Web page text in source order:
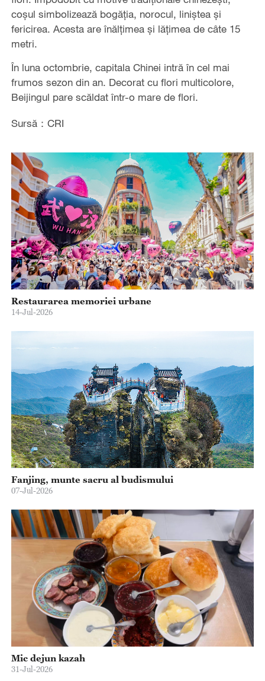
coșul simbolizează bogăția, norocul, liniștea și
fericirea. Acesta are înălțimea și lățimea de câte 15
metri.
În luna octombrie, capitala Chinei intră în cel mai
frumos sezon din an. Decorat cu flori multicolore,
Beijingul pare scăldat într-o mare de flori.
Sursă：CRI
Restaurarea memoriei urbane
14-Jul-2026
Fanjing, munte sacru al budismului
07-Jul-2026
Mic dejun kazah
31-Jul-2026